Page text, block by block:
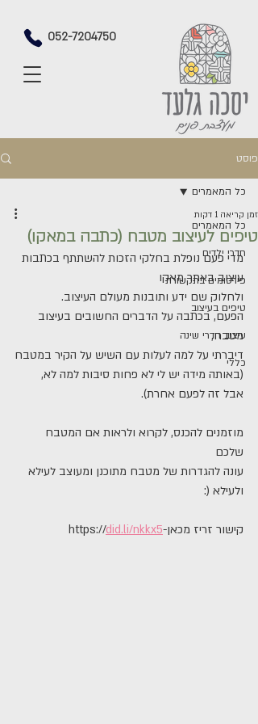
052-7204750
פוסט
כל המאמרים
חדרי ילדים
פירסומים בתקשורת
טיפים בעיצוב
עיצוב חדרי שינה
כללי
כל המאמרים
טיפים לעיצוב מטבח (כתבה במאקו)
זמן קריאה 1 דקות
מדי פעם נופלת בחלקי הזכות להשתתף בכתבות
עיצוב באתר מאקו
ולחלוק שם ידע ותובנות מעולם העיצוב.
הפעם, בכתבה על הדברים החשובים בעיצוב
מטבח,
דיברתי על למה לעלות עם השיש על הקיר במטבח
(באותה מידה יש לי לא פחות סיבות למה לא,
אבל זה לפעם אחרת).
מוזמנים להכנס, לקרוא ולראות אם המטבח
שלכם
עונה להגדרות של מטבח מתוכנן ומעוצב לעילא
ולעילא (:
קישור זריז מכאן-https://did.li/nkkx5